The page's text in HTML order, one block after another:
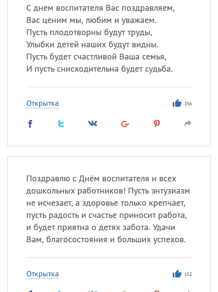
С днем воспитателя Вас поздравляем,
Вас ценим мы, любим и уважаем.
Пусть плодотворны будут труды,
Улыбки детей наших будут видны.
Пусть будет счастливой Ваша семья,
И пусть снисходительна будет судьба.
Открытка 256
Поздравлю с Днём воспитателя и всех
дошкольных работников! Пусть энтузиазм
не исчезает, а здоровье только крепчает,
пусть радость и счастье приносит работа,
и будет приятна о детях забота. Удачи
Вам, благосостояния и больших успехов.
Открытка 152